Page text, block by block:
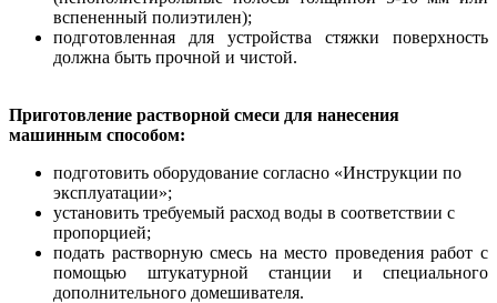
вспененный полиэтилен);
подготовленная для устройства стяжки поверхность
должна быть прочной и чистой.
Приготовление растворной смеси для нанесения
машинным способом:
подготовить оборудование согласно «Инструкции по
эксплуатации»;
установить требуемый расход воды в соответствии с
пропорцией;
подать растворную смесь на место проведения работ с
помощью штукатурной станции и специального
дополнительного домешивателя.